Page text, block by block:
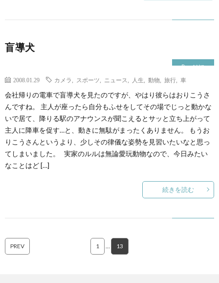
盲導犬
雑記
2008.01.29 カメラ スポーツ ニュース 人生 動物 旅行 車
会社帰りの電車で盲導犬を見たのですが、やはり彼らはおりこうさ
んですね。 主人が座ったら自分もふせをしてその場でじっと動かな
いで居て、降りる駅のアナウンスが聞こえるとサッと立ち上がって
主人に降車を促す…と、動きに無駄がまったくありません。 もうお
りこうさんというより、少しその律儀な姿勢を見習いたいなと思っ
てしまいました。 実家のルルは無論愛玩動物なので、今日みたい
なことはど […]
続きを読む
PREV 1 13